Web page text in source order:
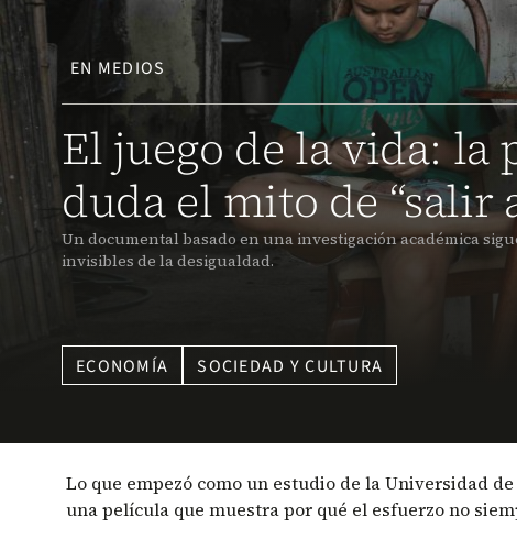
EN MEDIOS
El juego de la vida: la
duda el mito de “salir
Un documental basado en una investigación académica
invisibles de la desigualdad.
ECONOMÍA SOCIEDAD Y CULTURA
Lo que empezó como un estudio de la Universidad
una película que muestra por qué el esfuerzo no